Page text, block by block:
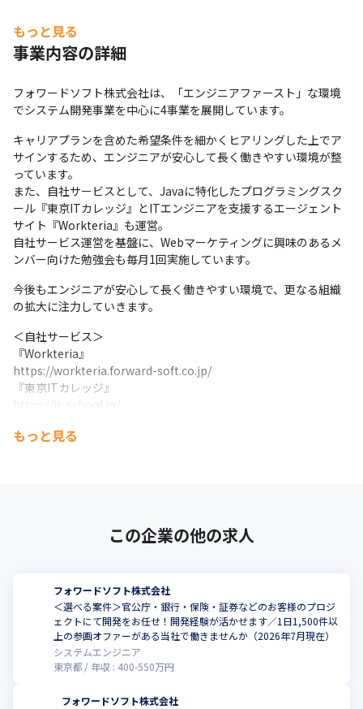
もっと見る
事業内容の詳細
フォワードソフト株式会社は、「エンジニアファースト」な環境
でシステム開発事業を中心に4事業を展開しています。
キャリアプランを含めた希望条件を細かくヒアリングした上でア
サインするため、エンジニアが安心して長く働きやすい環境が整
っています。
また、自社サービスとして、Javaに特化したプログラミングスク
ール『東京ITカレッジ』とITエンジニアを支援するエージェント
サイト『Workteria』も運営。
自社サービス運営を基盤に、Webマーケティングに興味のあるメ
ンバー向けた勉強会も毎月1回実施しています。
今後もエンジニアが安心して長く働きやすい環境で、更なる組織
の拡大に注力していきます。
＜自社サービス＞
『Workteria』
https://workteria.forward-soft.co.jp/
『東京ITカレッジ』
https://it-school.io/
もっと見る
この企業の他の求人
フォワードソフト株式会社
＜選べる案件＞官公庁・銀行・保険・証券などのお客様のプロジ
ェクトにて開発をお任せ！開発経験が活かせます／1日1,500件以
上の参画オファーがある当社で働きませんか（2026年7月現在）
システムエンジニア
東京都
年収 : 400-550万円
フォワードソフト株式会社